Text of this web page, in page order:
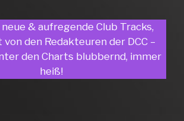
& aufregende Club Tracks,
den Redakteuren der DCC –
den Charts blubbernd, immer
heiß!